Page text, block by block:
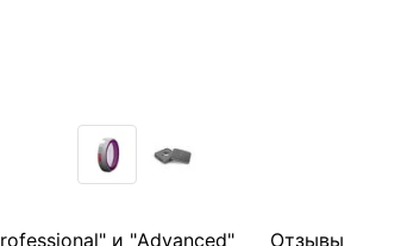
и "Advanced" Отзывы